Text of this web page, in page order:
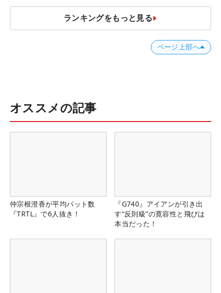
ランキングをもっと見る
ページ上部へ
オススメの記事
仲宗根澄香が平均パット数
『TRTL』で6人抜き！
『G740』アイアンが引き出
す“反則級”の寛容性と飛びは
本当だった！